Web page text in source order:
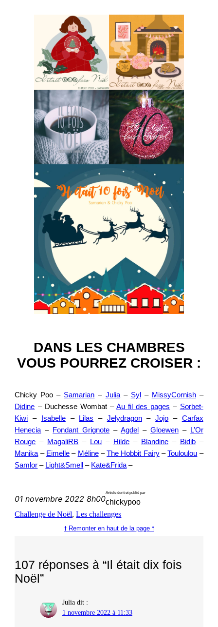
DANS LES CHAMBRES
VOUS POURREZ CROISER :
Chicky Poo – Samarian – Julia– Syl– MissyCornish–
Didine – Duchesse Wombat – Au fil des pages – Sorbet-
Kiwi – Isabelle– Lilas – Jelydragon–Jojo – Carfax
Henecia – Fondant Grignote – Agdel– Gloewen– L’Or
Rouge – MagaliRB – Lou – Hilde– Blandine– Bidib–
Manika – Eimelle– Méline–The Hobbit Fairy–Touloulou –
Samlor – Light&Smell – Kate&Frida –
01 novembre 2022 8h00
Article écrit et publié par
chickypoo
Challenge de Noël, Les challenges
🠕 Remonter en haut de la page 🠕
107 réponses à “Il était dix fois
Noël”
Julia dit :
1 novembre 2022 à 11:33